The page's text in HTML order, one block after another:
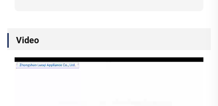
Video